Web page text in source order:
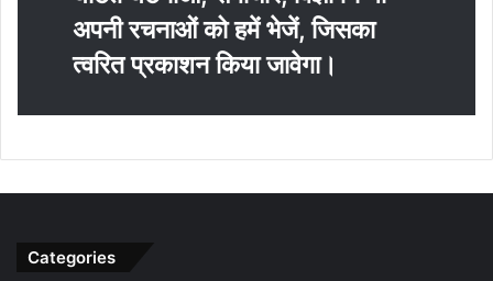
अपनी रचनाओं को हमें भेजें, जिसका
त्‍वरित प्रकाशन किया जावेगा।
Categories